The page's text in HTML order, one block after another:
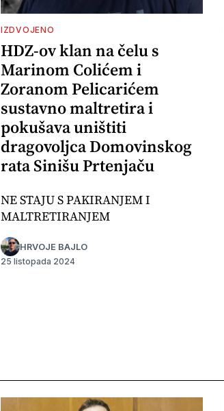
IZDVOJENO
HDZ-ov klan na čelu s
Marinom Colićem i
Zoranom Pelicarićem
sustavno maltretira i
pokušava uništiti
dragovoljca Domovinskog
rata Sinišu Prtenjaču
NE STAJU S PAKIRANJEM I
MALTRETIRANJEM
HRVOJE BAJLO
25 listopada 2024